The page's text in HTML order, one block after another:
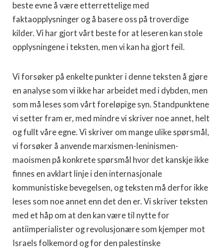
beste evne å være etterrettelige med
faktaopplysninger og å basere oss på troverdige
kilder. Vi har gjort vårt beste for at leseren kan stole
opplysningene i teksten, men vi kan ha gjort feil.
Vi forsøker på enkelte punkter i denne teksten å gjøre
en analyse som vi ikke har arbeidet med i dybden, men
som må leses som vårt foreløpige syn. Standpunktene
vi setter fram er, med mindre vi skriver noe annet, helt
og fullt våre egne. Vi skriver om mange ulike spørsmål,
vi forsøker å anvende marxismen-leninismen-
maoismen på konkrete spørsmål hvor det kanskje ikke
finnes en avklart linje i den internasjonale
kommunistiske bevegelsen, og teksten må derfor ikke
leses som noe annet enn det den er. Vi skriver teksten
med et håp om at den kan være til nytte for
antiimperialister og revolusjonære som kjemper mot
Israels folkemord og for den palestinske